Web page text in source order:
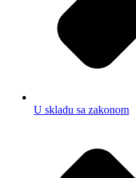
U skladu sa zakonom